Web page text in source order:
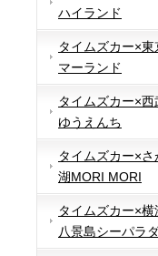
ハイランド
タイムズカー×東
マーランド
タイムズカー×西
ゆうえんち
タイムズカー×さ
湖MORI MORI
タイムズカー×横
八景島シーパラ